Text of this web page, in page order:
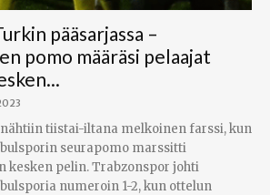
pääsarjassa –
pomo määräsi pelaajat
tiistai-iltana melkoinen farssi, kun
seurapomo marssitti
kesken pelin. Trabzonspor johti
numeroin 1-2, kun ottelun